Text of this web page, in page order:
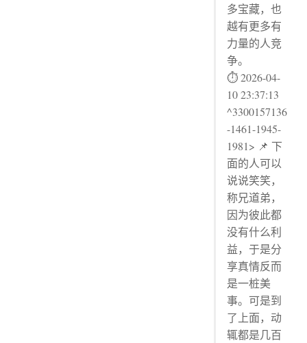
多宝藏，也
越有更多有
力量的人竞
争。
⏱ 2026-04-
10 23:37:13
^3300157136
-1461-1945-
1981> 📌 下
面的人可以
说说笑笑，
称兄道弟，
因为彼此都
没有什么利
益，于是分
享真情反而
是一桩美
事。可是到
了上面，动
辄都是几百